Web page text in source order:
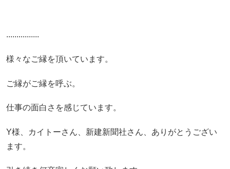
................
様々なご縁を頂いています。
ご縁がご縁を呼ぶ。
仕事の面白さを感じています。
Y様、カイトーさん、新建新聞社さん、ありがとうござい
ます。